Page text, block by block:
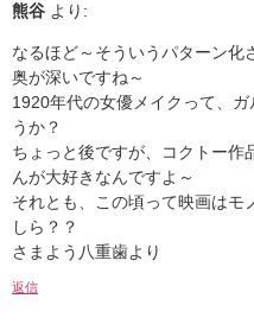
熊谷 より:
なるほど～そういうパターン化
奥が深いですね～
1920年代の女優メイクって、
うか？
ちょっと後ですが、コクトー作
んが大好きなんですよ～
それとも、この頃って映画はモ
しら？？
さまよう八重歯より
返信